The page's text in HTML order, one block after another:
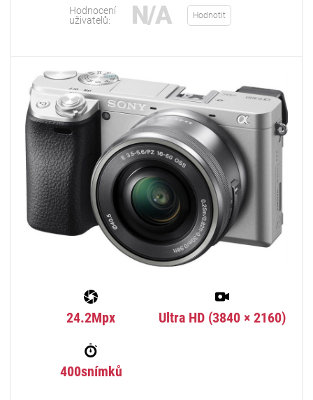
Hodnocení
uživatelů:
N/A Hodnotit
24.2Mpx Ultra HD (3840 × 2160)
400snímků